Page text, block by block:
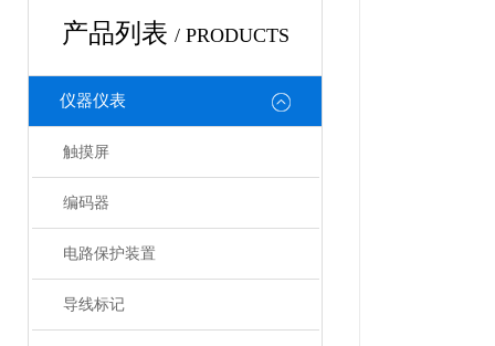
产品列表 / PRODUCTS
仪器仪表
触摸屏
编码器
电路保护装置
导线标记